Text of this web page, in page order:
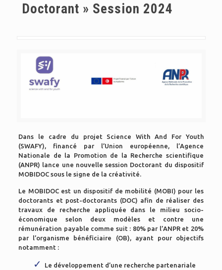
Doctorant » Session 2024
Dans le cadre du projet Science With And For Youth
(SWAFY), financé par l’Union européenne, l’Agence
Nationale de la Promotion de la Recherche scientifique
(ANPR) lance une nouvelle session Doctorant du dispositif
MOBIDOC sous le signe de la créativité.
Le MOBIDOC est un dispositif de mobilité (MOBI) pour les
doctorants et post-doctorants (DOC) afin de réaliser des
travaux de recherche appliquée dans le milieu socio-
économique selon deux modèles et contre une
rémunération payable comme suit : 80% par l’ANPR et 20%
par l’organisme bénéficiaire (OB), ayant pour objectifs
notamment :
Le développement d’une recherche partenariale